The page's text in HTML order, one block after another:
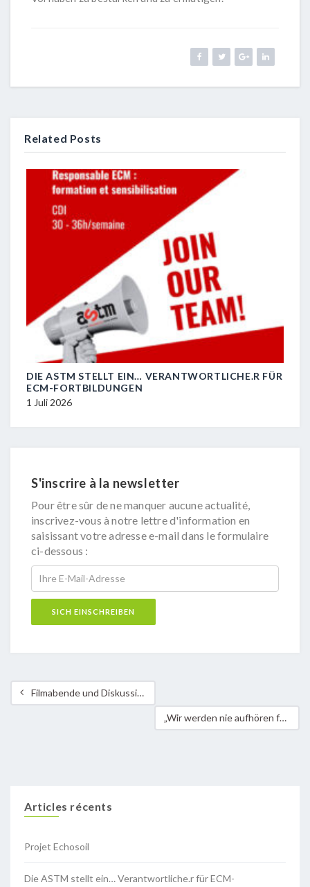
Related Posts
DIE ASTM STELLT EIN… VERANTWORTLICHE.R FÜR
ECM-FORTBILDUNGEN
1 Juli 2026
S'inscrire à la newsletter
Pour être sûr de ne manquer aucune actualité,
inscrivez-vous à notre lettre d'information en
saisissant votre adresse e-mail dans le formulaire
ci-dessous :
Filmabende und Diskussionen mit Schülern rund um den Belo Monte-Staudamm in Brasilien
„Wir werden nie aufhören für Gerechtigkeit zu arbeiten“ Ermordung von ASTM-Partner Ben Ramos auf den Philippinen
Articles récents
Projet Echosoil
Die ASTM stellt ein… Verantwortliche.r für ECM-